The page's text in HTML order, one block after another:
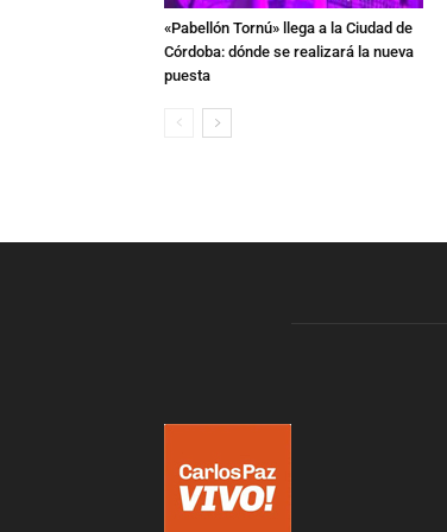
«Pabellón Tornú» llega a la Ciudad de
Córdoba: dónde se realizará la nueva
puesta